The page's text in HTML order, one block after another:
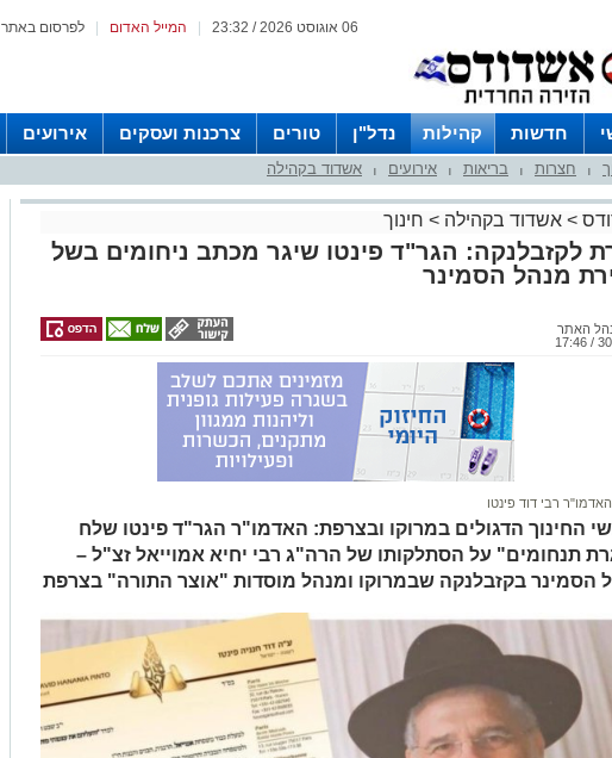
לפרסום באתר המייל האדום 06 אוגוסט 2026 / 23:32
חדשות קהילות נדל"ן טורים צרכנות ועסקים אירועים
חצרות בריאות אירועים אשדוד בקהילה
> אשדוד בקהילה > חינוך
לקזבלנקה: הגר"ד פינטו שיגר מכתב ניחומים בשל
מנהל הסמינר
האתר
האדמו"ר רבי דוד פינטו
החינוך הדגולים במרוקו ובצרפת: האדמו"ר הגר"ד פינטו שלח
תנחומים" על הסתלקותו של הרה"ג רבי יחיא אמוייאל זצ"ל –
הסמינר בקזבלנקה שבמרוקו ומנהל מוסדות "אוצר התורה" בצרפת